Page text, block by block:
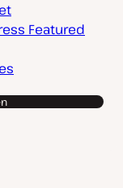
Featured